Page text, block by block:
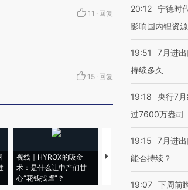
11 · 回复
15 · 回复
视线｜HYROX的吸金
术：是什么让中产们甘
心“花钱找虐”？
马航飞行员跨国走私7万
20:12 宁德时
影响国内锂资
19:51
7月进
持续多久
19:18
央行7
过7600万盎司
19:15
7月进
能否持续？
19:07 下周前